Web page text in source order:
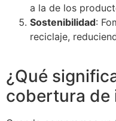
a la de los
Sostenibilidad:
reciclaje,
¿Qué
cobertura de